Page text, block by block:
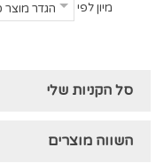
מיון לפי הגדר
סל הקניות שלי
השווה מוצרים